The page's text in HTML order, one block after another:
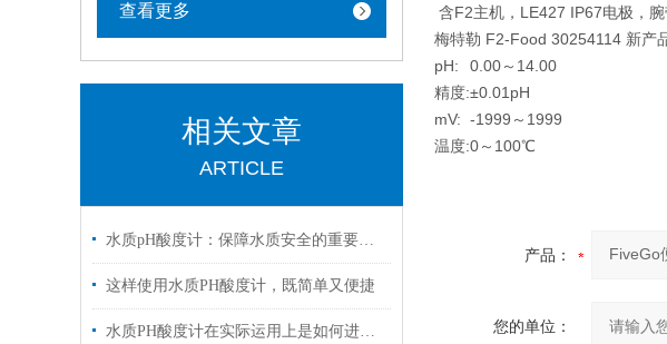
查看更多
相关文章
ARTICLE
水质pH酸度计：保障水质安全的重要工具
这样使用水质PH酸度计，既简单又便捷
水质PH酸度计在实际运用上是如何进行安装维护的？
含F2主机，LE427 IP67电极，
梅特勒 F2-Food 30254114 新产
pH:
0.00～14.00
精度:±0.01pH
mV: -1999～1999
温度:0～100℃
产品：
您的单位：